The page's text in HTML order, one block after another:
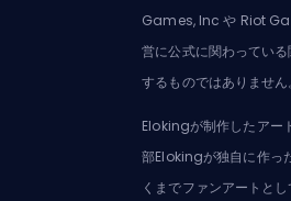
Games, Inc や Riot
営に公式に関わってい
するものではありません
Elokingが制作したアー
部Elokingが独自に作っ
くまでファンアートと